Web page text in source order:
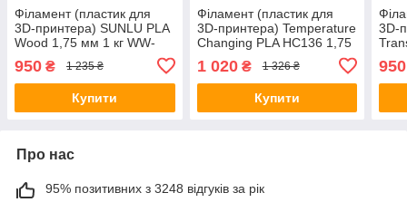
Філамент (пластик для
3D-принтера) SUNLU PLA
Wood 1,75 мм 1 кг WW-
950 ₴ 1 235 ₴
Купити
Філамент (пластик для
3D-принтера) Temperature
Changing PLA HC136 1,75
Green→Yellow-Green
1 020₴ 1 326 ₴
Купити
3D-
950
Про нас
95% позитивних з 3248 відгуків за рік